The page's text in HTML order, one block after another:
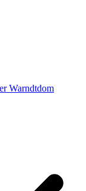
Warndtdom